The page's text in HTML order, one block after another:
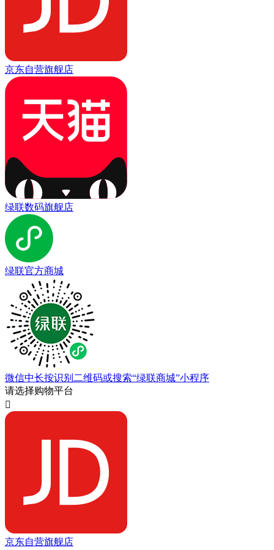
京东自营旗舰店
绿联数码旗舰店
绿联官方商城
微信中长按识别二维码或搜索“绿联商城”小程序
请选择购物平台

京东自营旗舰店